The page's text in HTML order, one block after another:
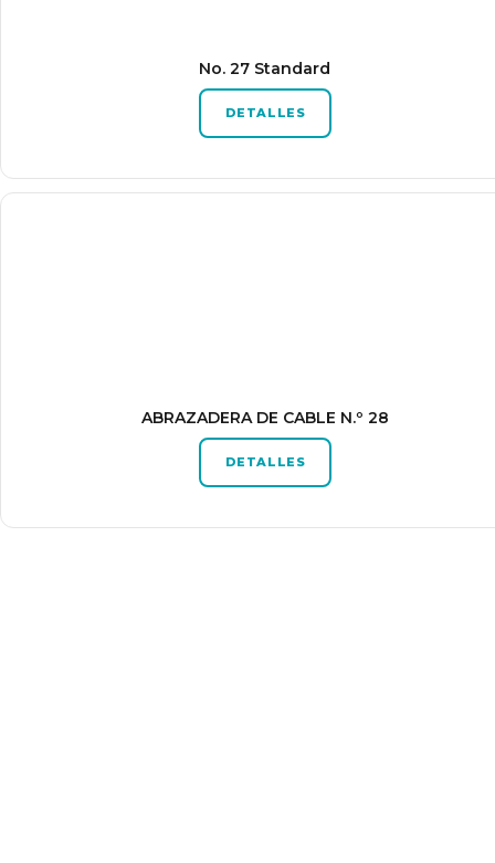
No. 27 Standard
DETALLES
ABRAZADERA DE CABLE N.º 28
DETALLES